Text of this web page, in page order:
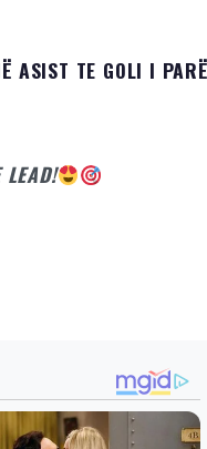
ASIST TE GOLI I